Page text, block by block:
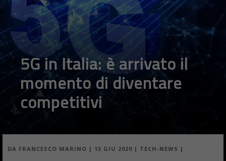
5G in Italia: è arrivato il
momento di diventare
competitivi
DA FRANCESCO MARINO | 15 GIU 2020 | TECH-NEWS |